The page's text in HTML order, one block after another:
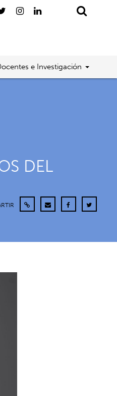
e Investigación
DEL